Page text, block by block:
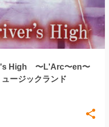
High 〜L'Arc〜en〜
ージックランド